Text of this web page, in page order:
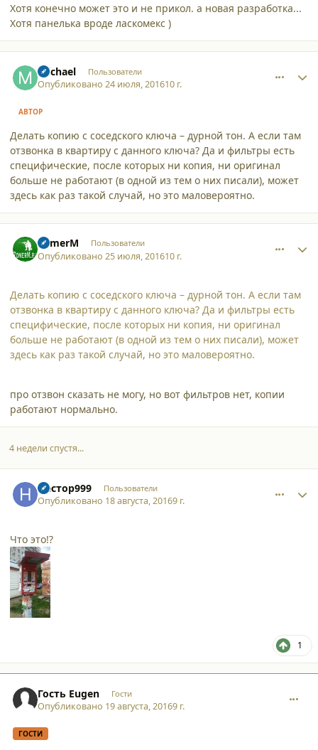
Хотя конечно может это и не прикол. а новая разработка...
Хотя панелька вроде ласкомекс )
michael Пользователи
Опубликовано24 июля, 201610 г.
АВТОР
Делать копию с соседского ключа – дурной тон. А если там
отзвонка в квартиру с данного ключа? Да и фильтры есть
специфические, после которых ни копия, ни оригинал
больше не работают (в одной из тем о них писали), может
здесь как раз такой случай, но это маловероятно.
ZomerM Пользователи
Опубликовано25 июля, 201610 г.
Делать копию с соседского ключа – дурной тон. А если там
отзвонка в квартиру с данного ключа? Да и фильтры есть
специфические, после которых ни копия, ни оригинал
больше не работают (в одной из тем о них писали), может
здесь как раз такой случай, но это маловероятно.
про отзвон сказать не могу, но вот фильтров нет, копии
работают нормально.
4 недели спустя...
Нестор999 Пользователи
Опубликовано 18 августа, 20169 г.
Что это!?
1
Гость Eugen Гости
Опубликовано 19 августа, 20169 г.
ГОСТИ